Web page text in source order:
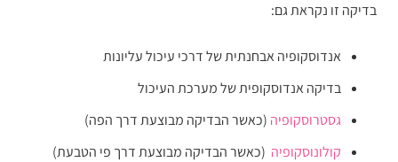
בדיקה זו נקראת גם:
אנדוסקופיה אבחנתית של דרכי עיכול עליונות
בדיקה אנדוסקופית של מערכת העיכול
גסטרוסקופיה (כאשר הבדיקה מבוצעת דרך הפה)
קולונוסקופיה (כאשר הבדיקה מבוצעת דרך פי הטבעת)